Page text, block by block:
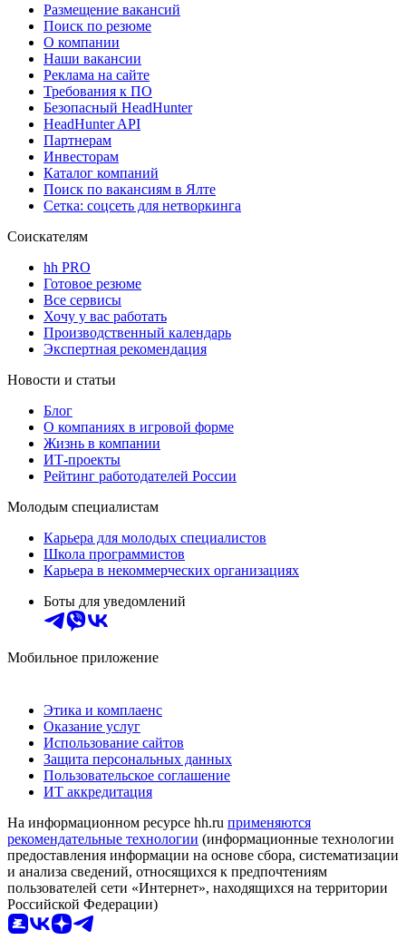
Размещение вакансий
Поиск по резюме
О компании
Наши вакансии
Реклама на сайте
Требования к ПО
Безопасный HeadHunter
HeadHunter API
Партнерам
Инвесторам
Каталог компаний
Поиск по вакансиям в Ялте
Сетка: соцсеть для нетворкинга
Соискателям
hh PRO
Готовое резюме
Все сервисы
Хочу у вас работать
Производственный календарь
Экспертная рекомендация
Новости и статьи
Блог
О компаниях в игровой форме
Жизнь в компании
ИТ-проекты
Рейтинг работодателей России
Молодым специалистам
Карьера для молодых специалистов
Школа программистов
Карьера в некоммерческих организациях
Боты для уведомлений
Мобильное приложение
Этика и комплаенс
Оказание услуг
Использование сайтов
Защита персональных данных
Пользовательское соглашение
ИТ аккредитация
На информационном ресурсе hh.ru применяются
рекомендательные технологии (информационные технологии
предоставления информации на основе сбора, систематизации
и анализа сведений, относящихся к предпочтениям
пользователей сети «Интернет», находящихся на территории
Российской Федерации)